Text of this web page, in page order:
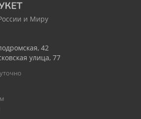
и Миру
42
улица, 77